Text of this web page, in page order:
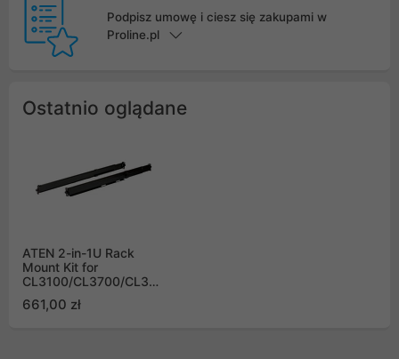
Podpisz umowę i ciesz się zakupami w
Proline.pl
Ostatnio oglądane
ATEN 2-in-1U Rack
Mount Kit for
CL3100/CL3700/CL3800
0002
661,00 zł